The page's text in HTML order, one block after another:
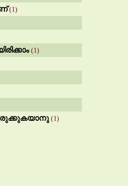
(1)
(1)
(1)